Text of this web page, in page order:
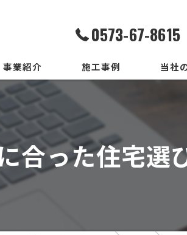
0573-67-8615
事業紹介
家造りまでの流れ
いろはいえの選び方
震保証付住宅とは
施工事例 当社
デザイン
施工
合った住宅選